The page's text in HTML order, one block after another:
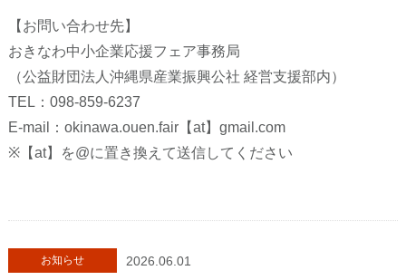
【お問い合わせ先】
おきなわ中小企業応援フェア事務局
（公益財団法人沖縄県産業振興公社 経営支援部内）
TEL：098-859-6237
E-mail：okinawa.ouen.fair【at】gmail.com
※【at】を@に置き換えて送信してください
お知らせ 2026.06.01